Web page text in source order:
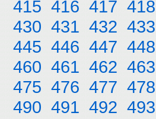
415 416 417 418
430 431 432 433
445 446 447 448
460 461 462 463
475 476 477 478
490 491 492 493